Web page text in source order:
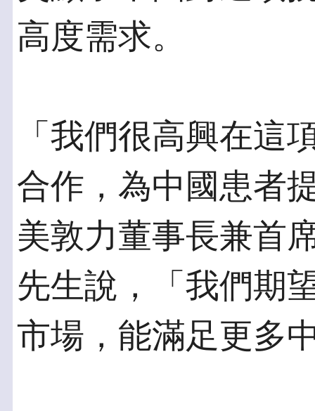
高度需求。
「我們很高興在這
合作，為中國患者
美敦力董事長兼首
先生說，「我們期
市場，能滿足更多